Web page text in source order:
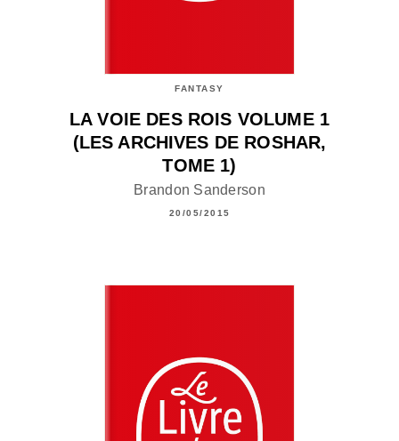
FANTASY
LA VOIE DES ROIS VOLUME 1
(LES ARCHIVES DE ROSHAR,
TOME 1)
Brandon Sanderson
20/05/2015